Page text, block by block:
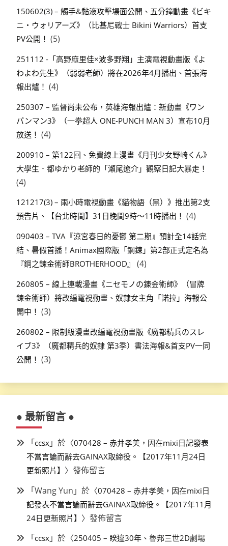
150602(3) – 觸手&黏液攻擊場面公開、五分鐘動畫《ビキ
ニ・ウォリアーズ》（比基尼戰士 Bikini Warriors）首支
PV公開！ (5)
251112 -「高野麻里佳×波多野翔」主演電視動畫版《よ
わよわ先生》（弱弱老師）將在2026年4月播出、首張海
報出爐！ (4)
250307 – 監督尚未公布，英雄海報出爐：新動畫《ワン
パンマン3》（一拳超人 ONE-PUNCH MAN 3）宣布10月
放送！ (4)
200910 – 第122回、免費線上漫畫《月刊少女野崎くん》
大學生．都ゆかり老師的「瀬尾遼介」觀察日記大暴走！
(4)
121217(3) – 兩小時電視動畫《貓物語（黑）》推出第2支
預告片、【台北時間】31日晚間9時～11時播出！ (4)
090403 – TVA『涼宮春日的憂鬱 第二期』預計全14話完
結、暑假首播！Animax國際版「鋼鍊」第2部正式定名為
『鋼之鍊金術師BROTHERHOOD』
(4)
260805 – 線上連載漫畫《ニセモノの錬金術師》（冒牌
鍊金術師）將改編電視動畫、奴隸女主角「諾拉」海報公
開中！ (3)
260802 – 限制級漫畫改編電視動畫版《魔都精兵のスレ
イブ3》（魔都精兵的奴隸 第3季）書法海報&首支PV一同
公開！ (3)
● 最新留言 ●
「ccsx 」於〈070428 – 赤井孝美，因在mixi日記發表
不當言論而辭去GAINAX取締役。【2017年11月24日
更新照片】 〉發佈留言
「Wang Yun 」於〈070428 – 赤井孝美，因在mixi日
記發表不當言論而辭去GAINAX取締役。【2017年11月
24日更新照片】 〉發佈留言
「ccsx 」於〈250405 – 睽違30年、魯邦三世2D劇場